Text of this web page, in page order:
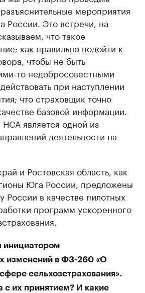
мероприятия
России. Это встречи, на
что такое
как правильно подойти к
чтобы не быть
то недобросовестными
при наступлении
что страховщик точно
базовой информации.
НСА является одной из
деятельности на
и Ростовская область, как
Юга России, предложены
России в качестве пилотных
программ ускоренного
инициатором
изменений в ФЗ-260 «О
сельхозстрахования».
с их принятием? И какие